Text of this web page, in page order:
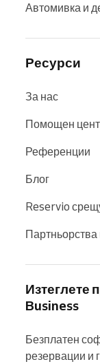
Автомивка и
Ресурси
За нас
Помощен
Референции
Блог
Reservio
Изтеглете
Business
Безплатен
резервации и